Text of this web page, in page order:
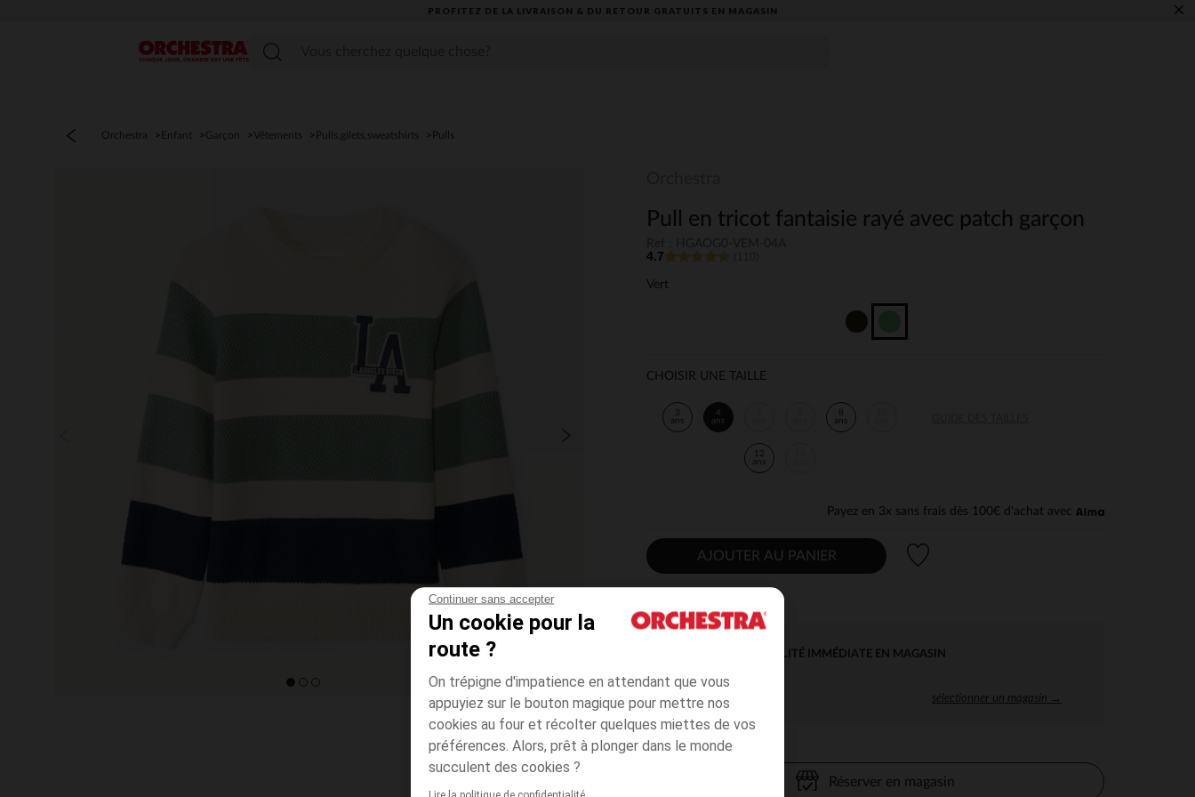
Continuer sans accepter
Un cookie pour la
route ?
On trépigne d'impatience en attendant que vous
appuyiez sur le bouton magique pour mettre nos
cookies au four et récolter quelques miettes de vos
préférences. Alors, prêt à plonger dans le monde
succulent des cookies ?
PROFITEZ DE LA LIVRAISON & DU RETOUR GRATUITS EN MAGASIN​ ×
Menu
Orchestra Enfant Garçon Vêtements Pulls,gilets,sweatshirts Pulls
Pull en tricot fantaisie rayé avec patch garçon
4.7
Vert
CHOISIR UNE TAILLE
3
ans
4
ans
8
ans
12
ans
Payez en 3x sans frais dès 100€ d'achat avec
AJOUTER AU PANIER
DISPONIBILITÉ IMMÉDIATE EN MAGASIN
sélectionner un magasin →
Réserver en magasin